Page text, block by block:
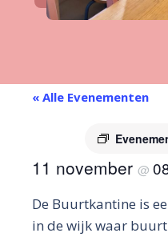
« Alle Evenementen
11 november @
De Buurtkantine is
in de wijk waar